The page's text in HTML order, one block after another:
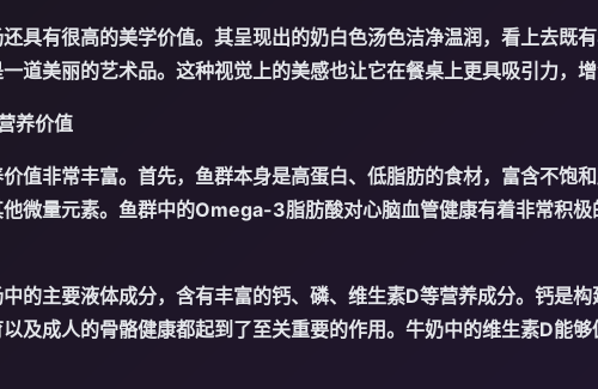
具有很高的美学价值。其呈现出的奶白色汤色洁净温润，看上去既
道美丽的艺术品。这种视觉上的美感也让它在餐桌上更具吸引力，增
养价值
值非常丰富。首先，鱼群本身是高蛋白、低脂肪的食材，富含不饱
微量元素。鱼群中的Omega-3脂肪酸对心脑血管健康有着非常积
的主要液体成分，含有丰富的钙、磷、维生素D等营养成分。钙是
及成人的骨骼健康都起到了至关重要的作用。牛奶中的维生素D能够